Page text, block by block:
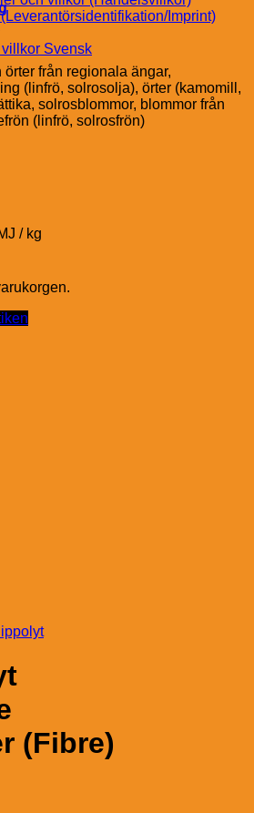
Imprint)
Svensk
från regionala ängar,
(linfrö, solrosolja), örter (kamomill,
solrosblommor, blommor från
(linfrö, solrosfrön)
/ kg
(Fibre)